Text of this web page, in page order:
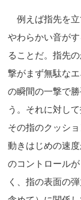
例えば指先を立
やわらかい音が
ることだ。指先
撃がまず無駄な
の瞬間の一撃で
う。それに対し
その指のクッシ
動きはじめの速
のコントロール
く、指の表面の